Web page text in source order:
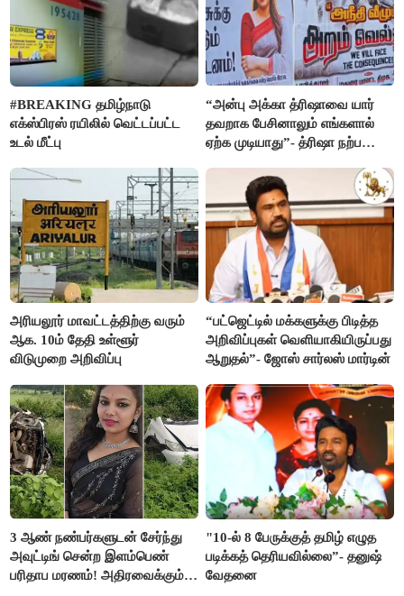
#BREAKING தமிழ்நாடு
எக்ஸ்பிரஸ் ரயிலில் வெட்டப்பட்ட
உடல் மீட்பு
“அன்பு அக்கா த்ரிஷாவை யார்
தவறாக பேசினாலும் எங்களால்
ஏற்க முடியாது”- த்ரிஷா நற்பணி
அரியலூர் மாவட்டத்திற்கு வரும்
ஆக. 10ம் தேதி உள்ளூர்
விடுமுறை அறிவிப்பு
“பட்ஜெட்டில் மக்களுக்கு பிடித்த
அறிவிப்புகள் வெளியாகியிருப்பது
ஆறுதல்”- ஜோஸ் சார்லஸ் மார்டின்
3 ஆண் நண்பர்களுடன் சேர்ந்து
அவுட்டிங் சென்ற இளம்பெண்
பரிதாப மரணம்! அதிரவைக்கும்
"10-ல் 8 பேருக்குத் தமிழ் எழுத
படிக்கத் தெரியவில்லை”- தனுஷ்
வேதனை